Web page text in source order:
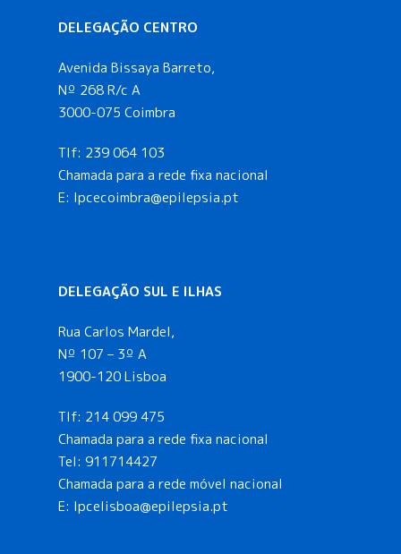
DELEGAÇÃO CENTRO
Avenida Bissaya Barreto,
Nº 268 R/c A
3000-075 Coimbra
Tlf: 239 064 103
Chamada para a rede fixa nacional
E: lpcecoimbra@epilepsia.pt
DELEGAÇÃO SUL E ILHAS
Rua Carlos Mardel,
Nº 107 – 3º A
1900-120 Lisboa
Tlf: 214 099 475
Chamada para a rede fixa nacional
Tel: 911714427
Chamada para a rede móvel nacional
E: lpcelisboa@epilepsia.pt